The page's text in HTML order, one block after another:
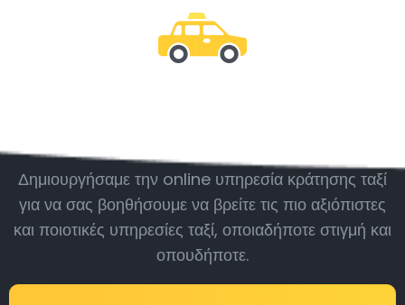
Δημιουργήσαμε την online υπηρεσία κράτησης ταξί
για να σας βοηθήσουμε να βρείτε τις πιο αξιόπιστες
και ποιοτικές υπηρεσίες ταξί, οποιαδήποτε στιγμή και
οπουδήποτε.